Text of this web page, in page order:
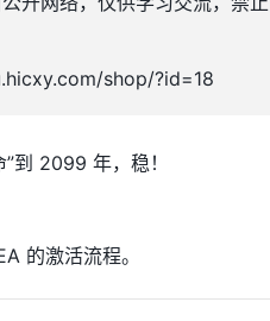
shop/?id=18
到 2099 年，稳！
的激活流程。